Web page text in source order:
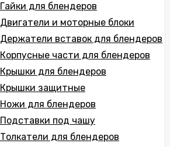
Гайки для блендеров
Двигатели и моторные блоки
Держатели вставок для блендеров
Корпусные части для блендеров
Крышки для блендеров
Крышки защитные
Ножи для блендеров
Подставки под чашу
Толкатели для блендеров